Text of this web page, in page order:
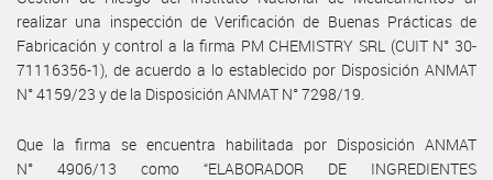
realizar una inspección de Verificación de Buenas Prácticas de
Fabricación y control a la firma PM CHEMISTRY SRL (CUIT N° 30-
71116356-1), de acuerdo a lo establecido por Disposición ANMAT
N° 4159/23 y de la Disposición ANMAT N° 7298/19.
Que la firma se encuentra habilitada por Disposición ANMAT
N° 4906/13 como “ELABORADOR DE INGREDIENTES